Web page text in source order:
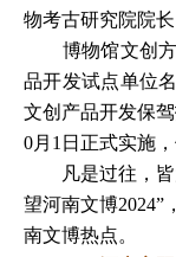
物考古研究院院
博物馆文创方
品开发试点单位
文创产品开发保
0月1日正式实施
凡是过往，皆
望河南文博2024”
南文博热点。